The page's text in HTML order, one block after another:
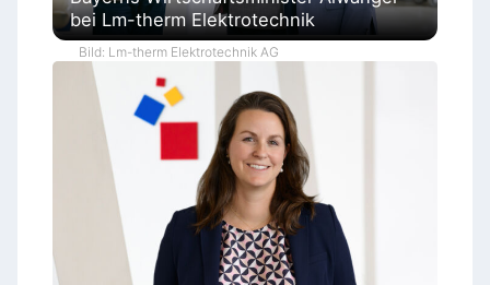
bei Lm-therm Elektrotechnik
Bild: Lm-therm Elektrotechnik AG